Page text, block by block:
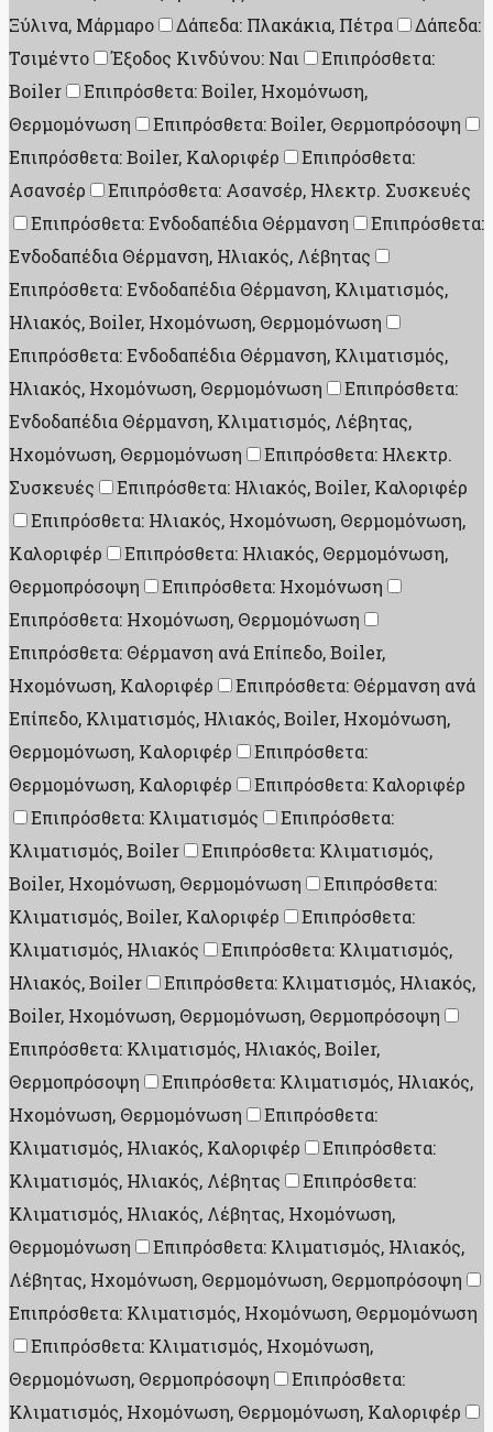
Ξύλινα, Μάρμαρο
Δάπεδα: Πλακάκια, Πέτρα
Δάπεδα:
Τσιμέντο
Έξοδος Κινδύνου: Ναι
Επιπρόσθετα:
Boiler
Επιπρόσθετα: Boiler, Ηχομόνωση,
Θερμομόνωση
Επιπρόσθετα: Boiler, Θερμοπρόσοψη
Επιπρόσθετα: Boiler, Καλοριφέρ
Επιπρόσθετα:
Ασανσέρ
Επιπρόσθετα: Ασανσέρ, Ηλεκτρ. Συσκευές
Επιπρόσθετα: Ενδοδαπέδια Θέρμανση
Επιπρόσθετα:
Ενδοδαπέδια Θέρμανση, Ηλιακός, Λέβητας
Επιπρόσθετα: Ενδοδαπέδια Θέρμανση, Κλιματισμός,
Ηλιακός, Boiler, Ηχομόνωση, Θερμομόνωση
Επιπρόσθετα: Ενδοδαπέδια Θέρμανση, Κλιματισμός,
Ηλιακός, Ηχομόνωση, Θερμομόνωση
Επιπρόσθετα:
Ενδοδαπέδια Θέρμανση, Κλιματισμός, Λέβητας,
Ηχομόνωση, Θερμομόνωση
Επιπρόσθετα: Ηλεκτρ.
Συσκευές
Επιπρόσθετα: Ηλιακός, Boiler, Καλοριφέρ
Επιπρόσθετα: Ηλιακός, Ηχομόνωση, Θερμομόνωση,
Καλοριφέρ
Επιπρόσθετα: Ηλιακός, Θερμομόνωση,
Θερμοπρόσοψη
Επιπρόσθετα: Ηχομόνωση
Επιπρόσθετα: Ηχομόνωση, Θερμομόνωση
Επιπρόσθετα: Θέρμανση ανά Επίπεδο, Boiler,
Ηχομόνωση, Καλοριφέρ
Επιπρόσθετα: Θέρμανση ανά
Επίπεδο, Κλιματισμός, Ηλιακός, Boiler, Ηχομόνωση,
Θερμομόνωση, Καλοριφέρ
Επιπρόσθετα:
Θερμομόνωση, Καλοριφέρ
Επιπρόσθετα: Καλοριφέρ
Επιπρόσθετα: Κλιματισμός
Επιπρόσθετα:
Κλιματισμός, Boiler
Επιπρόσθετα: Κλιματισμός,
Boiler, Ηχομόνωση, Θερμομόνωση
Επιπρόσθετα:
Κλιματισμός, Boiler, Καλοριφέρ
Επιπρόσθετα:
Κλιματισμός, Ηλιακός
Επιπρόσθετα: Κλιματισμός,
Ηλιακός, Boiler
Επιπρόσθετα: Κλιματισμός, Ηλιακός,
Boiler, Ηχομόνωση, Θερμομόνωση, Θερμοπρόσοψη
Επιπρόσθετα: Κλιματισμός, Ηλιακός, Boiler,
Θερμοπρόσοψη
Επιπρόσθετα: Κλιματισμός, Ηλιακός,
Ηχομόνωση, Θερμομόνωση
Επιπρόσθετα:
Κλιματισμός, Ηλιακός, Καλοριφέρ
Επιπρόσθετα:
Κλιματισμός, Ηλιακός, Λέβητας
Επιπρόσθετα:
Κλιματισμός, Ηλιακός, Λέβητας, Ηχομόνωση,
Θερμομόνωση
Επιπρόσθετα: Κλιματισμός, Ηλιακός,
Λέβητας, Ηχομόνωση, Θερμομόνωση, Θερμοπρόσοψη
Επιπρόσθετα: Κλιματισμός, Ηχομόνωση, Θερμομόνωση
Επιπρόσθετα: Κλιματισμός, Ηχομόνωση,
Θερμομόνωση, Θερμοπρόσοψη
Επιπρόσθετα:
Κλιματισμός, Ηχομόνωση, Θερμομόνωση, Καλοριφέρ